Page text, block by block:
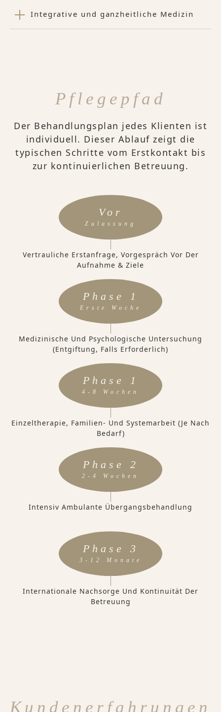
Integrative und ganzheitliche Medizin
Pflegepfad
Der Behandlungsplan jedes Klienten ist
individuell. Dieser Ablauf zeigt die
typischen Schritte vom Erstkontakt bis
zur kontinuierlichen Betreuung.
Vor
Zulassung
Vertrauliche Erstanfrage, Vorgespräch Vor Der
Aufnahme & Ziele
Phase 1
Erste Woche
Medizinische Und Psychologische Untersuchung
(Entgiftung, Falls Erforderlich)
Phase 1
4-8 Wochen
Einzeltherapie, Familien- Und Systemarbeit (je Nach
Bedarf)
Phase 2
2-4 Wochen
Intensiv Ambulante Übergangsbehandlung
Phase 3
3-12 Monate
Internationale Nachsorge Und Kontinuität Der
Betreuung
Kundenerfahrungen